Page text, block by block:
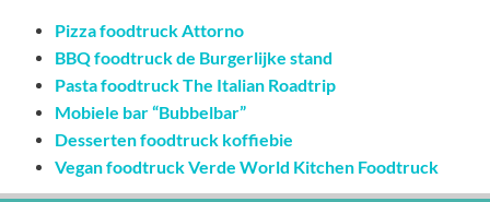
Pizza foodtruck Attorno
BBQ foodtruck de Burgerlijke stand
Pasta foodtruck The Italian Roadtrip
Mobiele bar “Bubbelbar”
Desserten foodtruck koffiebie
Vegan foodtruck Verde World Kitchen Foodtruck